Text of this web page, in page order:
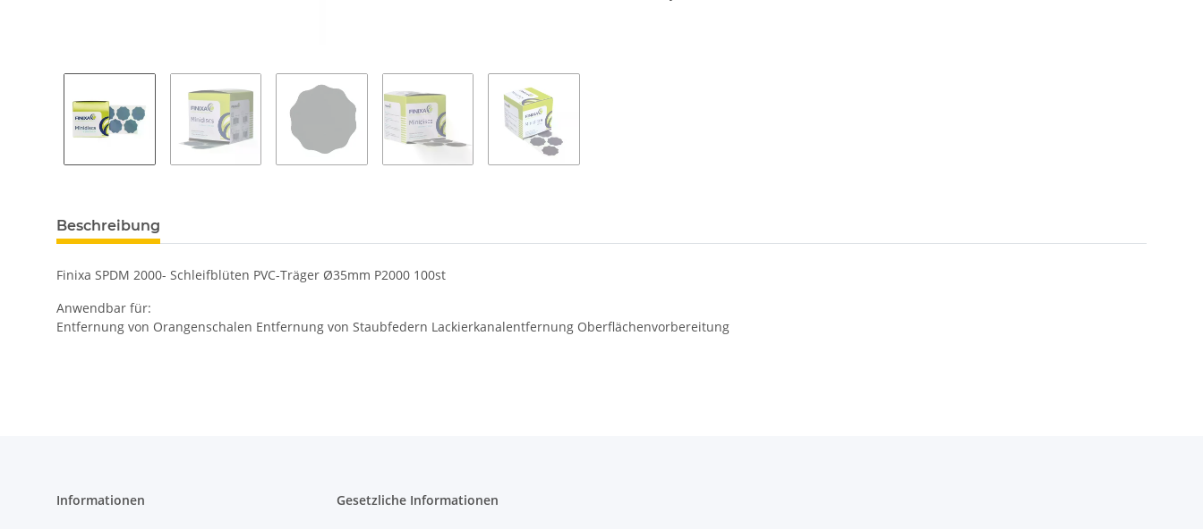
Beschreibung
Finixa SPDM 2000- Schleifblüten PVC-Träger Ø35mm P2000 100st
Anwendbar für:
Entfernung von Orangenschalen Entfernung von Staubfedern Lackierkanalentfernung Oberflächenvorbereitung
Informationen Gesetzliche Informationen